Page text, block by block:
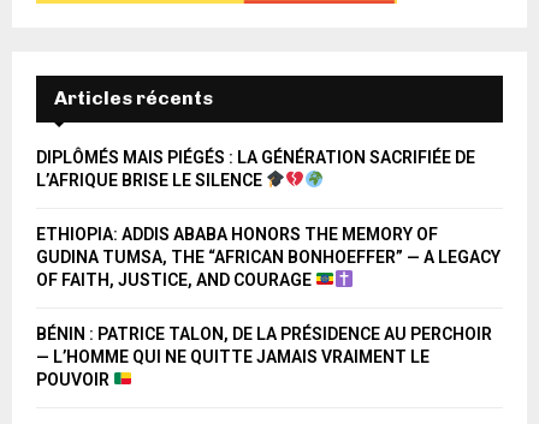
Articles récents
DIPLÔMÉS MAIS PIÉGÉS : LA GÉNÉRATION SACRIFIÉE DE
L’AFRIQUE BRISE LE SILENCE
ETHIOPIA: ADDIS ABABA HONORS THE MEMORY OF
GUDINA TUMSA, THE “AFRICAN BONHOEFFER” — A LEGACY
OF FAITH, JUSTICE, AND COURAGE
BÉNIN : PATRICE TALON, DE LA PRÉSIDENCE AU PERCHOIR
— L’HOMME QUI NE QUITTE JAMAIS VRAIMENT LE
POUVOIR